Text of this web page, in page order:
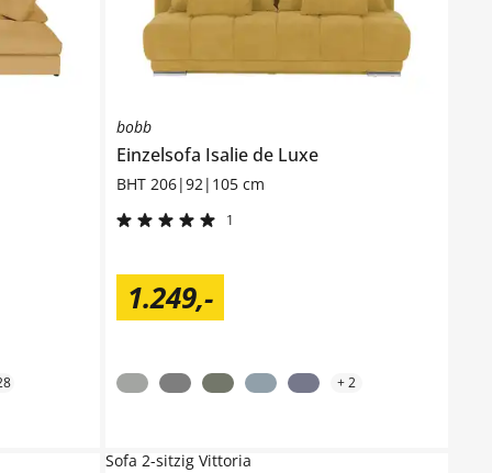
bobb
Einzelsofa Isalie de Luxe
BHT 206|92|105 cm
1
1.249,-
+2
Sofa 2-sitzig Vittoria